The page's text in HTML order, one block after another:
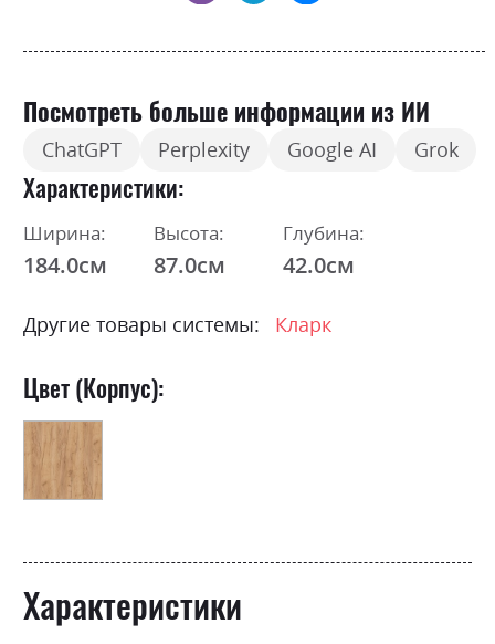
Посмотреть больше информации из ИИ
ChatGPT Perplexity Google AI Grok
Характеристики
Ширина:
184.0см
Высота:
87.0см
Глубина:
42.0см
Другие товары системы: Кларк
Цвет (Корпус):
Характеристики